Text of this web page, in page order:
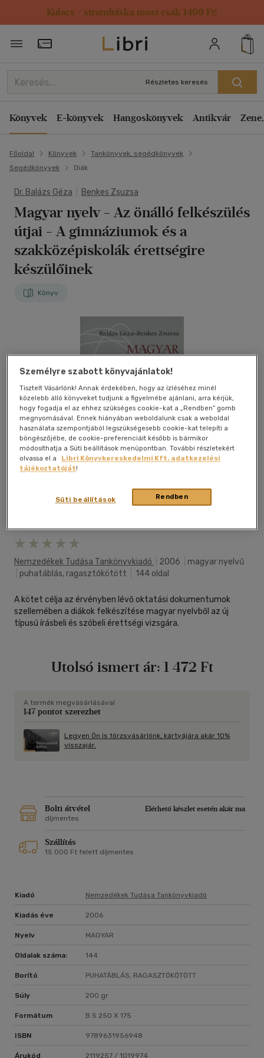
Kulacs / strandtáska most csak 1499 Ft!
Törzsvásárlói Kártya adatai
Részletes keresés
Könyvek E-könyvek Hangoskönyvek Antikvár
Főoldal Könyvek
Tankönyvek, segédkönyvek
Segédkönyvek
Diák
Dr. Balázs Géza Benkes Zsuzsa
Magyar nyelv - Az önálló felkészülés
útjai - A gimnáziumok és a
szakközépiskolák érettségire
készülőinek
Könyv
Nemzedékek Tudása Tankönyvkiadó 2006
magyar nyelvű
puhatáblás, ragasztókötött 144 oldal
A kötet célja az érvényben lévő oktatási dokumentumok
szellemében a diákok felkészítése magyar nyelvből az új
típusú írásbeli és szóbeli érettségi vizsgára.
Utolsó ismert ár: 1 472 Ft
A termék megvásárlásával
147 pontot szerezhet
Legyen Ön is törzsvásárlónk, kártyájára akár 10%
visszajár.
Bolti átvétel
Elérhető készlet esetén akár ma
díjmentes
Szállítás
15 000 Ft felett díjmentes
Kiadó Nemzedékek Tudása Tankönyvkiadó
Kiadás éve 2006
Nyelv MAGYAR
Oldalak száma: 144
Borító PUHATÁBLÁS, RAGASZTÓKÖTÖTT
Súly 200 gr
Formátum B 5 250 X 175
ISBN 9789631956948
Árukód 2119257 / 1019974
Személyre szabott könyvajánlatok!
Tisztelt Vásárlónk! Annak érdekében, hogy az ízléséhez minél
közelebb álló könyveket tudjunk a figyelmébe ajánlani, arra kérjük,
hogy fogadja el az ehhez szükséges cookie-kat a „Rendben” gomb
megnyomásával. Ennek hiányában weboldalunk csak a weboldal
használata szempontjából legszükségesebb cookie-kat telepíti a
böngészőjébe, de cookie-preferenciáit később is bármikor
módosíthatja a Süti beállítások menüpontban. További részletekért
olvassa el a
Libri Könyvkereskedelmi Kft. adatkezelési
tájékoztatóját!
Rendben
Süti beállítások